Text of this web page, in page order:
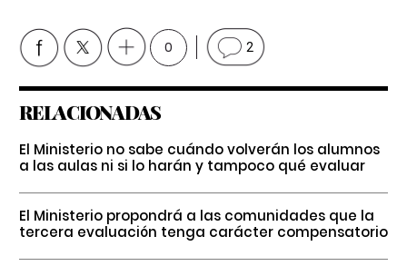
0 2
RELACIONADAS
El Ministerio no sabe cuándo volverán los alumnos
a las aulas ni si lo harán y tampoco qué evaluar
El Ministerio propondrá a las comunidades que la
tercera evaluación tenga carácter compensatorio